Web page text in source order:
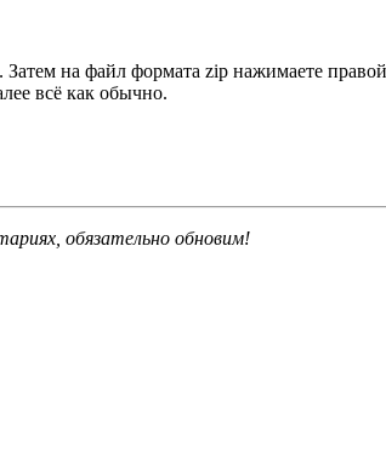
на файл формата zip нажимаете
всё как обычно.
обязательно обновим!